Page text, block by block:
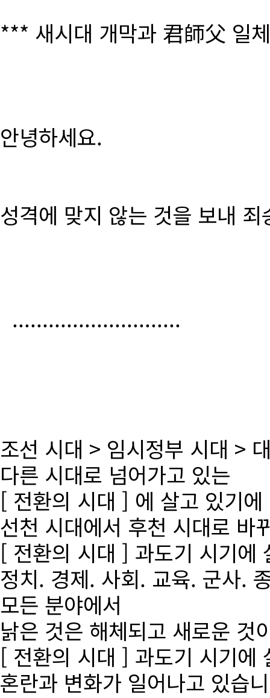
*** 새시대 개막과 君師父 일
안녕하세요.
성격에 맞지 않는 것을 보내
............................
조선 시대 > 임시정부 시대 >
다른 시대로 넘어가고 있는
[ 전환의 시대 ] 에 살고 있기에
선천 시대에서 후천 시대로 바
[ 전환의 시대 ] 과도기 시기에
정치. 경제. 사회. 교육. 군사.
모든 분야에서
낡은 것은 해체되고 새로운 것
[ 전환의 시대 ] 과도기 시기에
혼란과 변화가 일어나고 있습